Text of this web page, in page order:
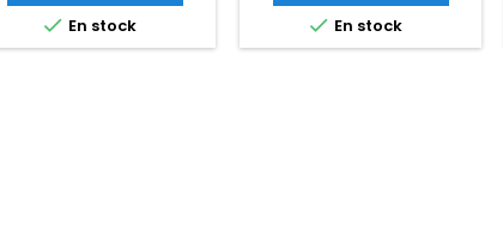
 En stock  En stock